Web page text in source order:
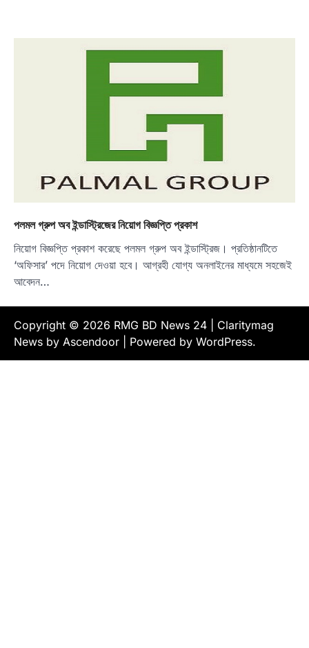
পলমল গ্রুপ অব ইন্ডাস্ট্রিজের নিয়োগ বিজ্ঞপ্তি প্রকাশ
নিয়োগ বিজ্ঞপ্তি প্রকাশ করেছে পলমল গ্রুপ অব ইন্ডাস্ট্রিজ। প্রতিষ্ঠানটিতে
‘অফিসার’ পদে নিয়োগ দেওয়া হবে। আগ্রহী যোগ্য অনলাইনের মাধ্যমে সহজেই
আবেদন…
Copyright © 2026 RMG BD News 24 | Claritymag
News by Ascendoor | Powered by WordPress.